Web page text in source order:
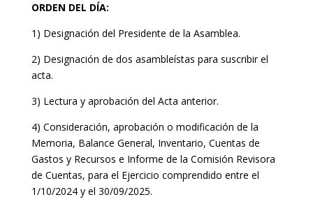
ORDEN DEL DÍA:
1) Designación del Presidente de la Asamblea.
2) Designación de dos asambleístas para suscribir el
acta.
3) Lectura y aprobación del Acta anterior.
4) Consideración, aprobación o modificación de la
Memoria, Balance General, Inventario, Cuentas de
Gastos y Recursos e Informe de la Comisión Revisora
de Cuentas, para el Ejercicio comprendido entre el
1/10/2024 y el 30/09/2025.